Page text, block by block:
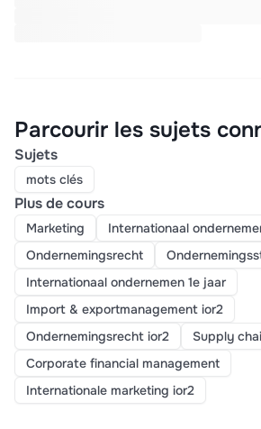
Parcourir les sujets
Sujets
mots clés
Plus de cours
Marketing
Internationaal
Ondernemingsrecht
Internationaal ondernemen 1e jaar
Import & exportmanagement ior2
Ondernemingsrecht ior2
Supply
Corporate financial management
Internationale marketing ior2